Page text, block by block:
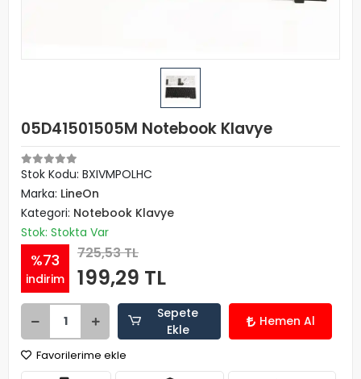
05D41501505M Notebook Klavye
Stok Kodu: BXIVMPOLHC
Marka: LineOn
Kategori: Notebook Klavye
Stok: Stokta Var
%73
indirim
725,53 TL
199,29 TL
Sepete
Ekle
Hemen Al
Favorilerime ekle